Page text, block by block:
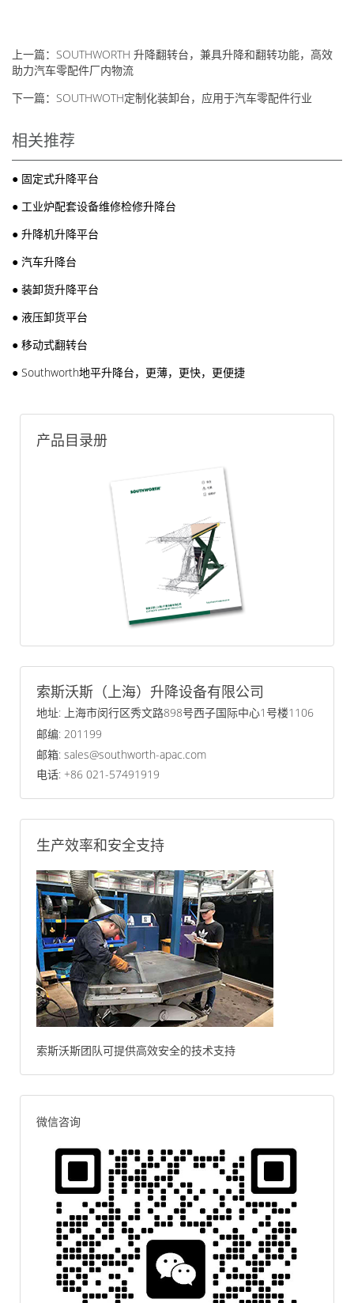
上一篇： SOUTHWORTH 升降翻转台，兼具升降和翻转功能，高效
助力汽车零配件厂内物流
下一篇： SOUTHWOTH定制化装卸台，应用于汽车零配件行业
相关推荐
● 固定式升降平台
● 工业炉配套设备维修检修升降台
● 升降机升降平台
● 汽车升降台
● 装卸货升降平台
● 液压卸货平台
● 移动式翻转台
● Southworth地平升降台​，更薄，更快，更便捷
产品目录册
索斯沃斯（上海）升降设备有限公司
地址: 上海市闵行区秀文路898号西子国际中心1号楼1106
邮编: 201199
邮箱: sales@southworth-apac.com
电话: +86 021-57491919
生产效率和安全支持
索斯沃斯团队可提供高效安全的技术支持
微信咨询